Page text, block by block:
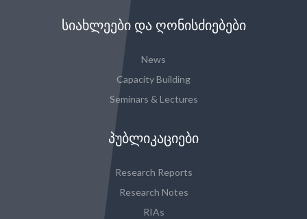
ᲡᲘᲐᲮᲚᲔᲔᲑᲘ ᲓᲐ ᲦᲝᲜᲘᲡᲫᲘᲔᲑᲔᲑᲘ
News
Capacity Building
Seminars & Lectures
ᲞᲣᲑᲚᲘᲙᲐᲪᲘᲔᲑᲘ
Research Reports
Research Notes
RIAs